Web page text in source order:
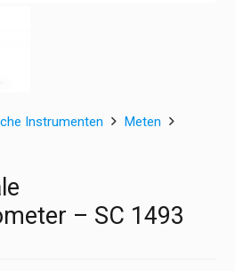
Instrumenten
Meten
– SC 1493